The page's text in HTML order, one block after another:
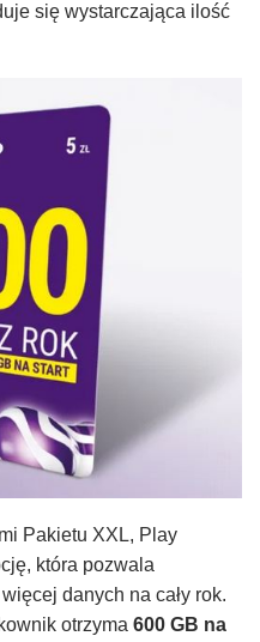
się wystarczająca ilość
Pakietu XXL, Play
która pozwala
danych na cały rok.
otrzyma 600 GB na